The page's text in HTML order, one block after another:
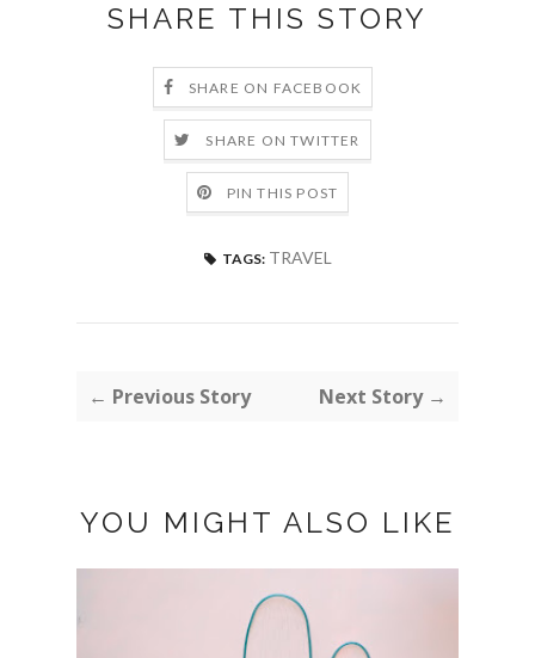
SHARE THIS STORY
SHARE ON FACEBOOK
SHARE ON TWITTER
PIN THIS POST
TAGS: TRAVEL
← Previous Story Next Story →
YOU MIGHT ALSO LIKE